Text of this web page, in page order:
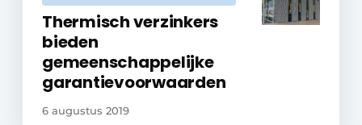
Thermisch verzinkers
bieden
gemeenschappelijke
garantievoorwaarden
6 augustus 2019